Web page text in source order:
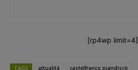
[rp4wp limit=4]
TAGS attualità castelfranco piandiscò